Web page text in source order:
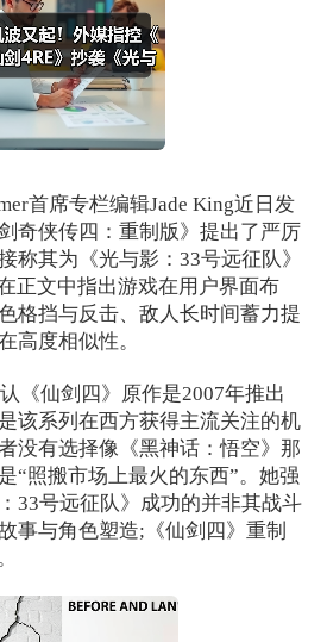
首席专栏编辑Jade King近日发
奇侠传四：重制版》提出了严厉
称其为《光与影：33号远征队》
正文中指出游戏在用户界面布
格挡与反击、敌人长时间蓄力提
高度相似性。
仙剑四》原作是2007年推出
该系列在西方获得主流关注的机
没有选择像《黑神话：悟空》那
“照搬市场上最火的东西”。她强
33号远征队》成功的并非其战斗
事与角色塑造;《仙剑四》重制